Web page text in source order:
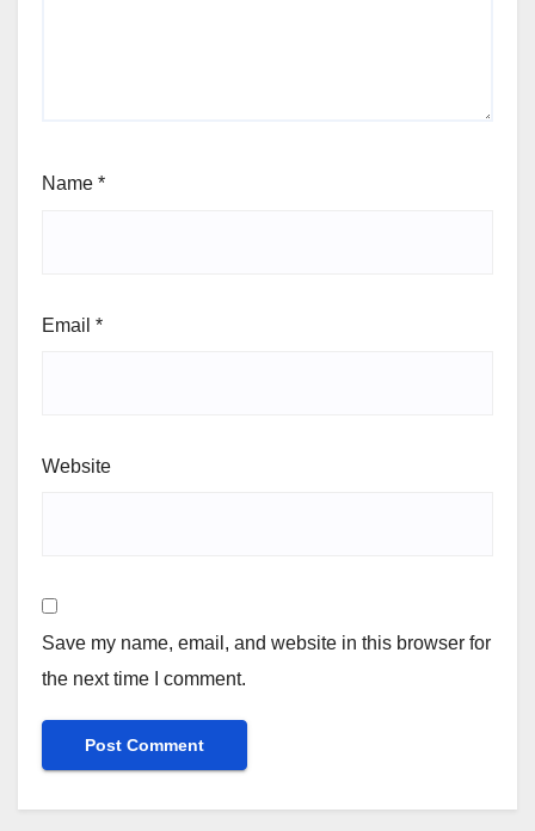
Name *
Email *
Website
Save my name, email, and website in this browser for
the next time I comment.